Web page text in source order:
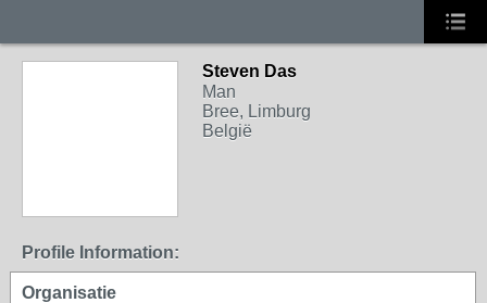
Steven Das
Man
Bree, Limburg
België
Profile Information:
Organisatie